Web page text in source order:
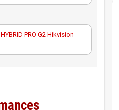
PRO G2 Hikvision